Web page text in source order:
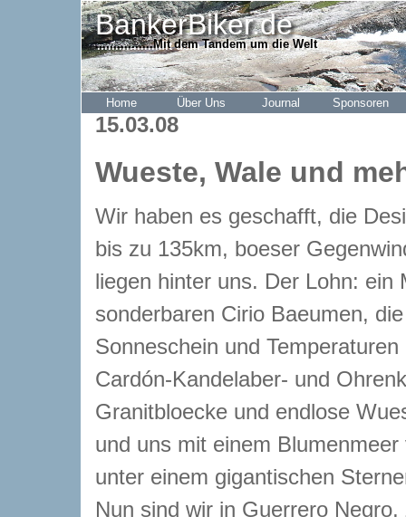
BankerBiker.de
................Mit dem Tandem um die Welt
Home Über Uns Journal Sponsoren
15.03.08
Wueste, Wale und
Wir haben es geschafft, die
bis zu 135km, boeser
liegen hinter uns. Der Lohn: ein
sonderbaren Cirio Baeumen,
Sonneschein und
Cardón-Kandelaber- und
Granitbloecke und endlose
und uns mit einem
unter einem gigantischen
Nun sind wir in Guerrero